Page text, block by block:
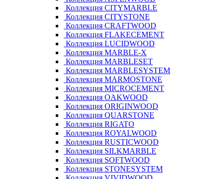
Коллекция CITYMARBLE
Коллекция CITYSTONE
Коллекция CRAFTWOOD
Коллекция FLAKECEMENT
Коллекция LUCIDWOOD
Коллекция MARBLE-X
Коллекция MARBLESET
Коллекция MARBLESYSTEM
Коллекция MARMOSTONE
Коллекция MICROCEMENT
Коллекция OAKWOOD
Коллекция ORIGINWOOD
Коллекция QUARSTONE
Коллекция RIGATO
Коллекция ROYALWOOD
Коллекция RUSTICWOOD
Коллекция SILKMARBLE
Коллекция SOFTWOOD
Коллекция STONESYSTEM